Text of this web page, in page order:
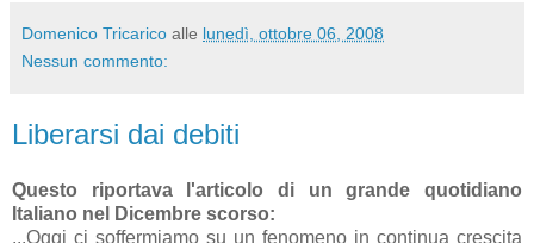
Domenico Tricarico alle lunedì, ottobre 06, 2008
Nessun commento:
Liberarsi dai debiti
Questo riportava l'articolo di un grande quotidiano
Italiano nel Dicembre scorso:
...Oggi ci soffermiamo su un fenomeno in continua crescita